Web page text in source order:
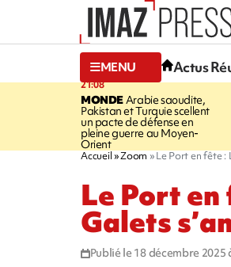
MENU Actus
21:08
MONDE Arabie saoudite,
Pakistan et Turquie scellent
un pacte de défense en
pleine guerre au Moyen-
Orient
Accueil Zoom Le Port en fête :
Le Port en
Galets
Publié le 18 décembre 2025